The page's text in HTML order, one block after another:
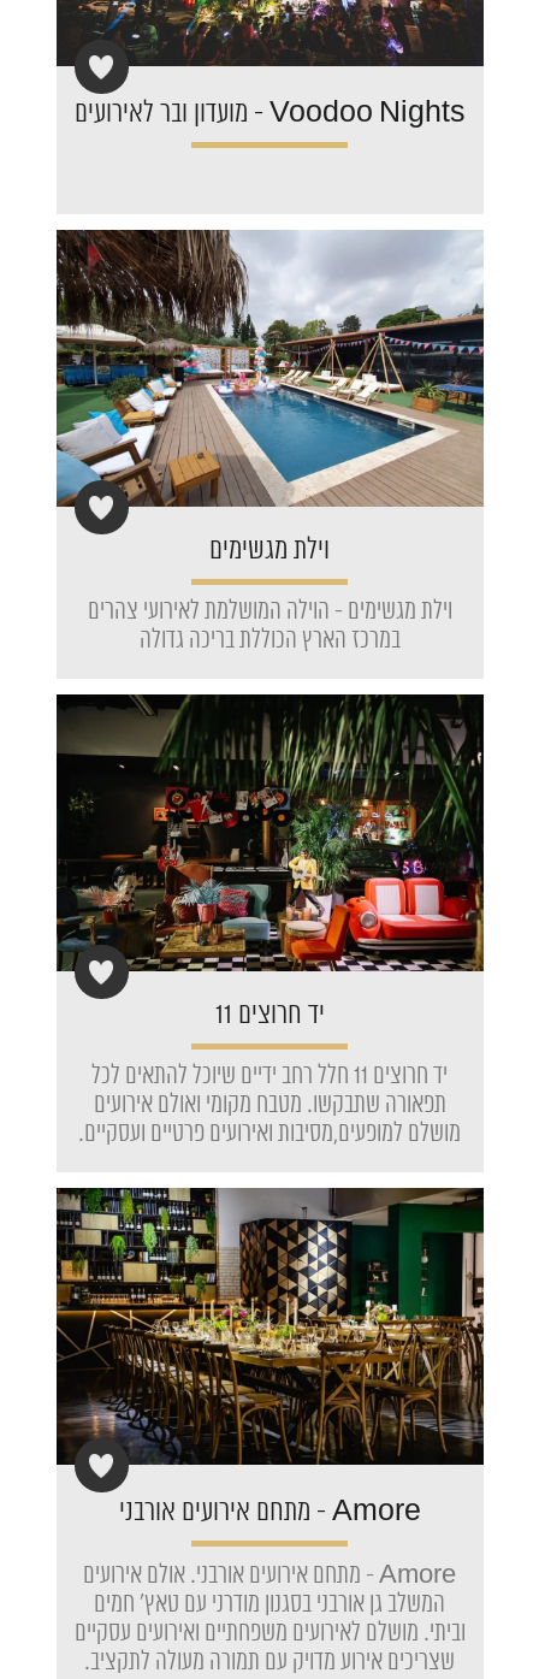
Voodoo Nights - מועדון ובר לאירועים
וילת מגשימים
וילת מגשימים - הוילה המושלמת לאירועי צהרים
במרכז הארץ הכוללת בריכה גדולה
יד חרוצים 11
יד חרוצים 11 חלל רחב ידיים שיוכל להתאים לכל
תפאורה שתבקשו. מטבח מקומי ואולם אירועים
מושלם למופעים,מסיבות ואירועים פרטיים ועסקיים.
Amore - מתחם אירועים אורבני
Amore - מתחם אירועים אורבני. אולם אירועים
המשלב גן אורבני בסגנון מודרני עם טאץ' חמים
וביתי. מושלם לאירועים משפחתיים ואירועים עסקיים
שצריכים אירוע מדויק עם תמורה מעולה לתקציב.